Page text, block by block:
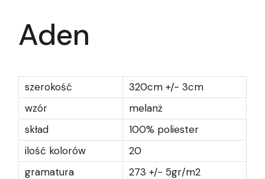
Aden
szerokość
320cm +/- 3cm
wzór
melanż
skład
100% poliester
ilość kolorów
20
gramatura
273 +/- 5gr/m2